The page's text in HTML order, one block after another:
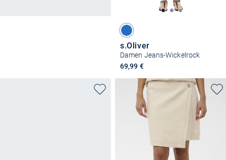
s.Oliver
Damen Jeans-Wickelrock
69,99 €